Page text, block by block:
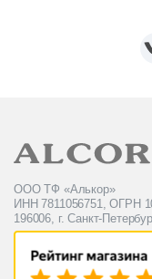
ООО ТФ «Алькор»
ИНН 7811056751, ОГРН
196006, г. Санкт-